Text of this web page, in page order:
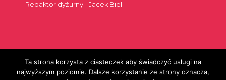
Redaktor dyżurny - Jacek Biel
Szukaj:
Ta strona korzysta z ciasteczek aby świadczyć usługi na
najwyższym poziomie. Dalsze korzystanie ze strony oznacza,